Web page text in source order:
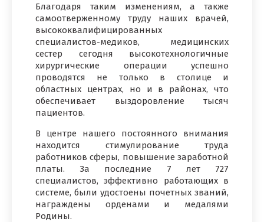
Благодаря таким изменениям, а также
самоотверженному труду наших врачей,
высококвалифицированных
специалистов-медиков, медицинских
сестер сегодня высокотехнологичные
хирургические операции успешно
проводятся не только в столице и
областных центрах, но и в районах, что
обеспечивает выздоровление тысяч
пациентов.
В центре нашего постоянного внимания
находится стимулирование труда
работников сферы, повышение заработной
платы. За последние 7 лет 727
специалистов, эффективно работающих в
системе, были удостоены почетных званий,
награждены орденами и медалями
Родины.